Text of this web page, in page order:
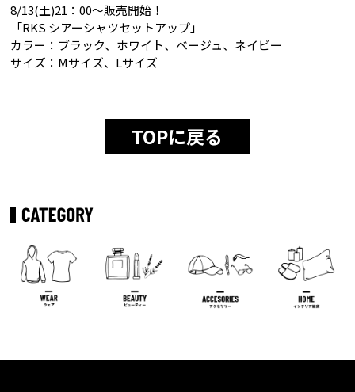
8/13(土)21：00～販売開始！
「RKS シアーシャツセットアップ」
カラー：ブラック、ホワイト、ベージュ、ネイビー
サイズ：Mサイズ、Lサイズ
TOPに戻る